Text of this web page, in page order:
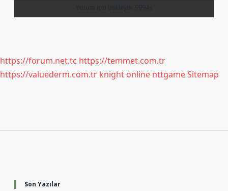
https://forum.net.tc https://temmet.com.tr
https://valuederm.com.tr knight online nttgameSitemap
Son Yazılar